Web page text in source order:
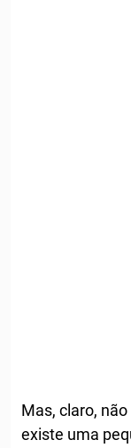
Mas, claro,
existe uma